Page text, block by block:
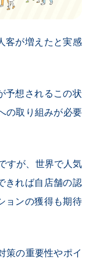
客が増えたと実感
予想されるこの状
の取り組みが必要
すが、世界で人気
きれば自店舗の認
ョンの獲得も期待
策の重要性やポイ